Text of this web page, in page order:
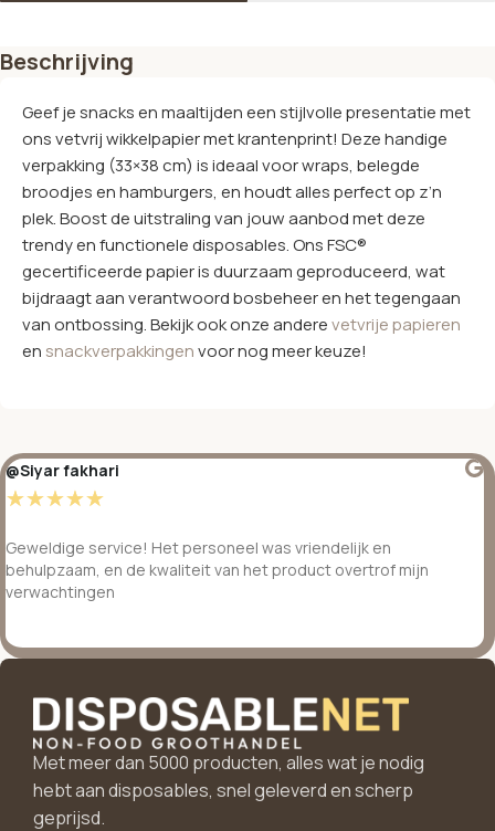
Beschrijving
Geef je snacks en maaltijden een stijlvolle presentatie met
onsvetvrij wikkelpapier met krantenprint! Deze handige
verpakking (33×38 cm) is ideaal voor wraps, belegde
broodjes en hamburgers, en houdt alles perfect op z’n
plek.Boost de uitstraling van jouw aanbod met deze
trendy en functionele disposables. Ons FSC®
gecertificeerde papier is duurzaam geproduceerd, wat
bijdraagt aan verantwoord bosbeheer en het tegengaan
van ontbossing. Bekijk ook onze anderevetvrije papieren
en snackverpakkingenvoor nog meer keuze!
@Siyar fakhari
☆☆☆☆☆
Geweldige service! Het personeel was vriendelijk en
behulpzaam, en de kwaliteit van het product overtrof mijn
verwachtingen
Met meer dan 5000 producten, alles wat je nodig
hebt aan disposables, snel geleverd en scherp
geprijsd.